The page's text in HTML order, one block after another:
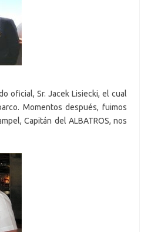
oficial, Sr. Jacek Lisiecki, el cual
Momentos después, fuimos
Capitán del ALBATROS, nos